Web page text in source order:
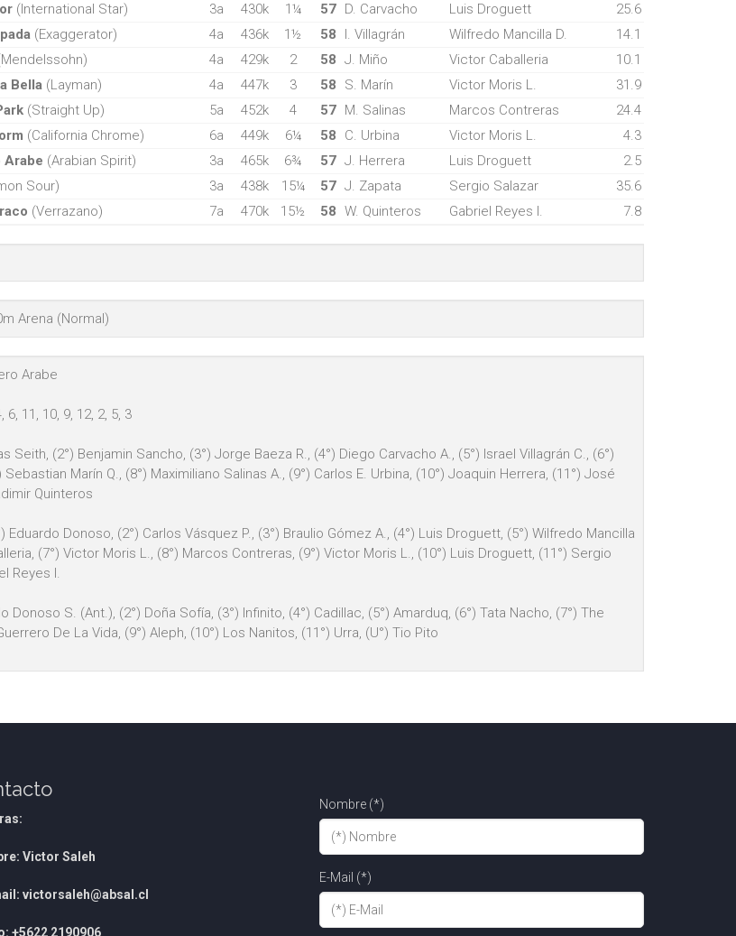
(International Star) 3a 430k 1¼ 57 D. Carvacho Luis Droguett
25.6
(Exaggerator) 4a 436k 1½ 58 I. Villagrán Wilfredo Mancilla D.
14.1
4a 429k 2 58 J. Miño Victor Caballeria
10.1
Bella (Layman) 4a 447k 3 58 S. Marín Victor Moris L.
31.9
(Straight Up) 5a 452k 4 57 M. Salinas Marcos Contreras
24.4
(California Chrome) 6a 449k 6¼ 58 C. Urbina Victor Moris L.
4.3
Arabe (Arabian Spirit) 3a 465k 6¾ 57 J. Herrera Luis Droguett
2.5
Sour) 3a 438k 15¼ 57 J. Zapata Sergio Salazar
35.6
(Verrazano) 7a 470k 15½ 58 W. Quinteros Gabriel Reyes I. 7.8
Arena (Normal)
Arabe
6, 11, 10, 9, 12, 2, 5, 3
Seith, (2°) Benjamin Sancho, (3°) Jorge Baeza R., (4°) Diego Carvacho A., (5°) Israel Villagrán C., (6°)
Sebastian Marín Q., (8°) Maximiliano Salinas A., (9°) Carlos E. Urbina, (10°) Joaquin Herrera, (11°) José
Quinteros
Eduardo Donoso, (2°) Carlos Vásquez P., (3°) Braulio Gómez A., (4°) Luis Droguett, (5°) Wilfredo Mancilla
(7°) Victor Moris L., (8°) Marcos Contreras, (9°) Victor Moris L., (10°) Luis Droguett, (11°) Sergio
Reyes I.
Donoso S. (Ant.), (2°) Doña Sofía, (3°) Infinito, (4°) Cadillac, (5°) Amarduq, (6°) Tata Nacho, (7°) The
De La Vida, (9°) Aleph, (10°) Los Nanitos, (11°) Urra, (U°) Tio Pito
Victor Saleh
victorsaleh@absal.cl
+5622 2190906
Nombre (*)
E-Mail (*)